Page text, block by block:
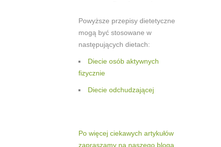
Powyższe przepisy dietetyczne
mogą być stosowane w
następujących dietach:
Diecie osób aktywnych
fizycznie
Diecie odchudzającej
Po więcej ciekawych artykułów
zapraszamy na naszego bloga